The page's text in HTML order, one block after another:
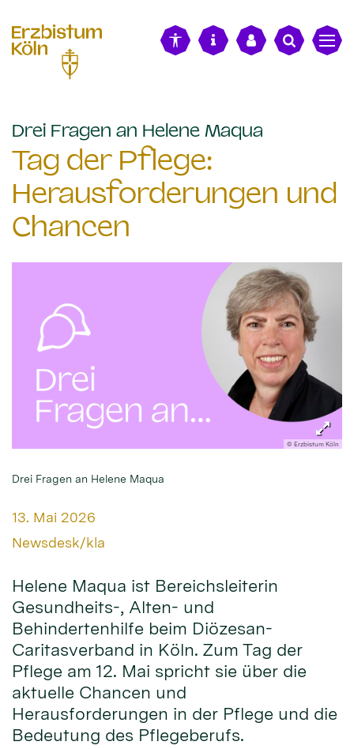
Drei Fragen an Helene Maqua
Tag der Pflege:
Herausforderungen und
Chancen
© Erzbistum Köln
Drei Fragen an Helene Maqua
Datum:
13. Mai 2026
Von:
Newsdesk/kla
Helene Maqua ist Bereichsleiterin
Gesundheits-, Alten- und
Behindertenhilfe beim Diözesan-
Caritasverband in Köln. Zum Tag der
Pflege am 12. Mai spricht sie über die
aktuelle Chancen und
Herausforderungen in der Pflege und die
Bedeutung des Pflegeberufs.